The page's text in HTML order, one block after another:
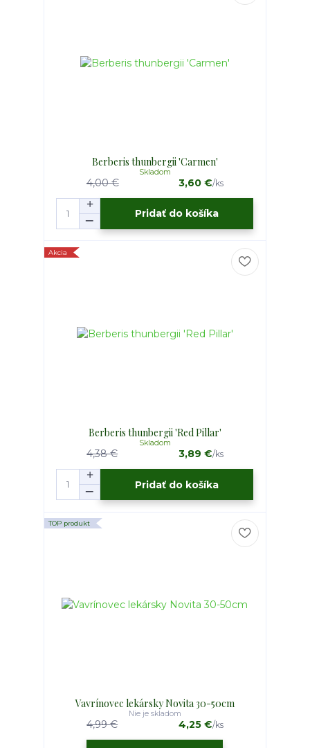
Berberis thunbergii 'Carmen'
4,00 € 3,60 €/ks
Skladom
Pridať do košíka
Akcia
Berberis thunbergii 'Red Pillar'
4,38 € 3,89 €/ks
Skladom
Pridať do košíka
TOP produkt
Vavrínovec lekársky Novita 30-50cm
4,99 € 4,25 €/ks
Nie je skladom